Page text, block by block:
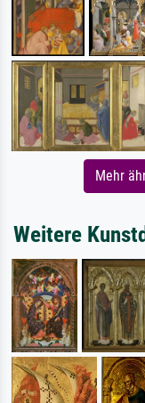
Mehr
Weitere